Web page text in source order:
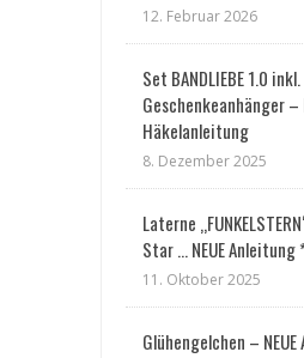
12. Februar 2026
Set BANDLIEBE 1.0 inkl.
Geschenkeanhänger –
Häkelanleitung
8. Dezember 2025
Laterne
Star … NEUE
11. Oktober 2025
Glühengelchen – NEUE